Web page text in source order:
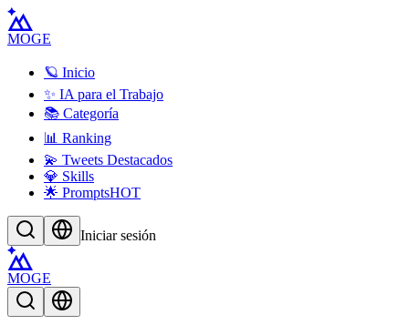
MOGE
🪐 Inicio
✨ IA para el Trabajo
📚 Categoría
📊 Ranking
💫 Tweets Destacados
💎 Skills
🌟 PromptsHOT
Iniciar sesión
MOGE